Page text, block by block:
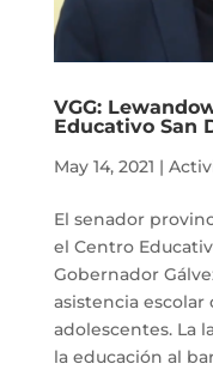
VGG:
Educativo San
May 14, 2021 |
El senador
el Centro
Gobernador
asistencia
adolescentes. La
la educación al